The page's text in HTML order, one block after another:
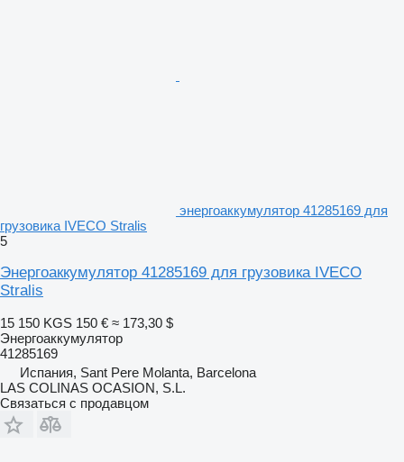
энергоаккумулятор 41285169 для
грузовика IVECO Stralis
5
Энергоаккумулятор 41285169 для грузовика IVECO
Stralis
15 150 KGS 150 € ≈ 173,30 $
Энергоаккумулятор
41285169
Испания, Sant Pere Molanta, Barcelona
LAS COLINAS OCASION, S.L.
Связаться с продавцом